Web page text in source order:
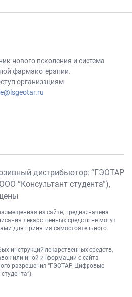
нового поколения и система
фармакотерапии.
организациям
дистрибьютор: “ГЭОТАР
“Консультант студента”),
на сайте, предназначена
лекарственных средств не могут
для принятия самостоятельного
инструкций лекарственных средств,
или иной информации с сайта
разрешения “ГЭОТАР Цифровые